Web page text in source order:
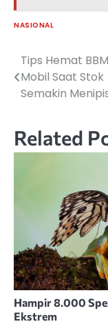
NASIONAL
Navigasi
pos
Tips Hemat BBM
Mobil Saat Stok
Semakin
Related
Hampir 8.000
Ekstrem